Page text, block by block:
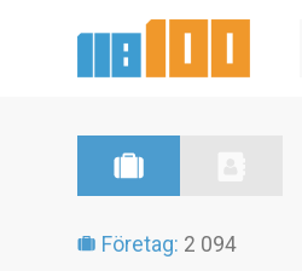
Företag: 2 094